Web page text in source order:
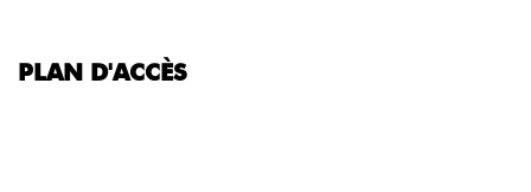
PLAN D'ACCÈS